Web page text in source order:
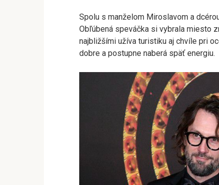
Spolu s manželom Miroslavom a
Obľúbená speváčka si vybrala miesto
najbližšími užíva turistiku aj chvíle pri
dobre a postupne naberá späť energiu.